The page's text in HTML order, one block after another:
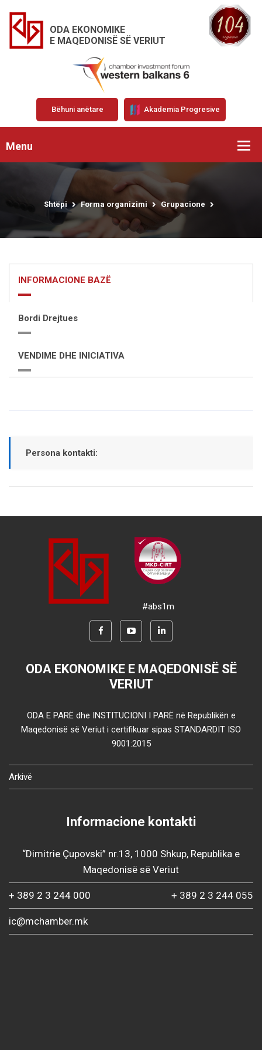
ODA EKONOMIKE
E MAQEDONISË SË VERIUT
Bëhuni anëtare Akademia Progresive
Menu
Shtëpi Forma organizimi Grupacione
INFORMACIONE BAZË
Bordi Drejtues
VENDIME DHE INICIATIVA
Persona kontakti:
#abs1m
ODA EKONOMIKE E MAQEDONISË SË
VERIUT
ODA E PARË dhe INSTITUCIONI I PARË në Republikën e
Maqedonisë së Veriut i certifikuar sipas STANDARDIT ISO
9001:2015
Arkivë
Informacione kontakti
“Dimitrie Çupovski” nr.13, 1000 Shkup, Republika e
Maqedonisë së Veriut
+ 389 2 3 244 000 + 389 2 3 244 055
ic@mchamber.mk